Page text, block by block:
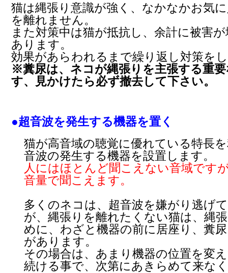
猫は縄張り意識が強く、なかなかお気
を離れません。
また対策中は猫が抵抗し、余計に被害
あります。
効果があらわれるまで繰り返し対策を
※糞尿は、ネコが縄張りを主張する重
す、見かけたら必ず撤去して下さい。
●超音波を発生する機器を置く
猫が高音域の聴覚に優れている特長
音波の発生する機器を設置します。
人にはほとんど聞こえない音域です
音量で聞こえます。
多くのネコは、超音波を嫌がり逃げ
が、縄張りを離れたくない猫は、縄
めに、わざと機器の前に居座り、糞
があります。
その場合は、あまり機器の位置を変
続ける事で、次第にあきらめて来な